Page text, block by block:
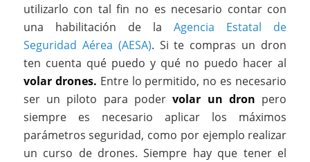
utilizarlo con tal fin no es necesario contar con
una habilitación de laAgencia Estatal de
Seguridad Aérea (AESA). Si te compras un dron
ten cuenta qué puedo y qué no puedo hacer al
volar drones. Entre lo permitido, no es necesario
ser un piloto para podervolar un dron pero
siempre es necesario aplicar los máximos
parámetros seguridad, como por ejemplo realizar
un curso de drones. Siempre hay que tener el